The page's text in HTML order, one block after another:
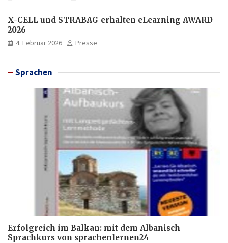
X-CELL und STRABAG erhalten eLearning AWARD
2026
4. Februar 2026 Presse
Sprachen
Erfolgreich im Balkan: mit dem Albanisch
Sprachkurs von sprachenlernen24